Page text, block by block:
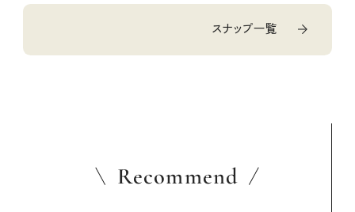
スナップ一覧
Recommend